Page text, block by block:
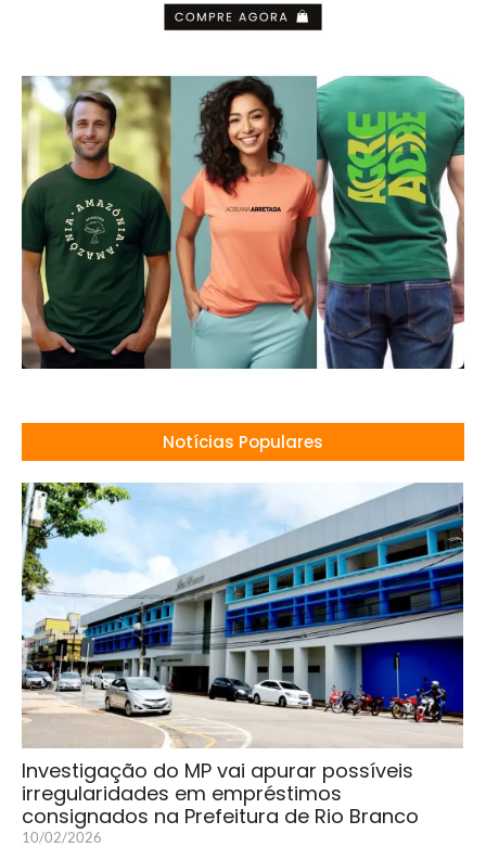
Notícias Populares
Investigação do MP vai apurar possíveis
irregularidades em empréstimos
consignados na Prefeitura de Rio Branco
10/02/2026